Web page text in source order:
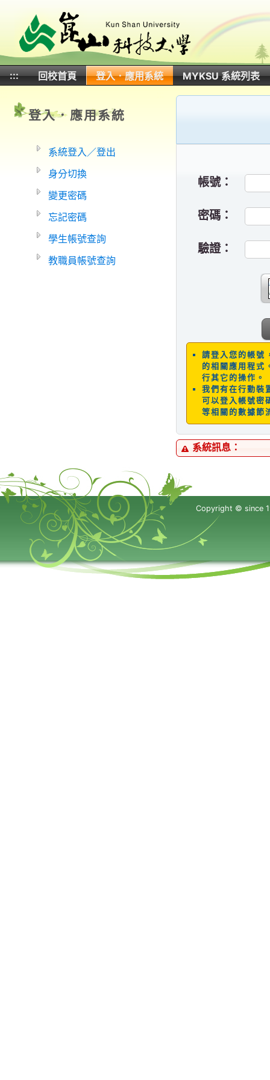
::: 回校首頁 登入．應用系統
MYKSU 系統列表
登入．應用系統
系統登入／登出
身分切換
變更密碼
忘記密碼
學生帳號查詢
教職員帳號查詢
帳號：
密碼：
驗證：
請登入您的帳號
的相關應用程式
行其它的操作。
我們有在行動
可以登入帳號密
等相關的數據節
系統訊息：
Copyright © since